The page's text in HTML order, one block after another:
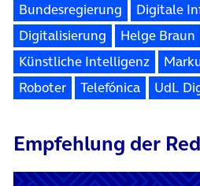
Bundesregierung
Digitale
Digitalisierung
Helge Braun
Künstliche Intelligenz
Roboter
Telefónica UdL
Empfehlung der